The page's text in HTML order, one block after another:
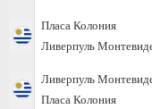
Пласа Колония
Ливерпуль
Ливерпуль
Пласа Колония